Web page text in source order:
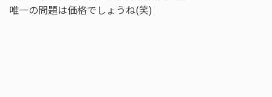
唯一の問題は価格でしょうね(笑)